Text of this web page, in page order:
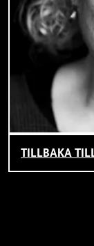
TILLBAKA